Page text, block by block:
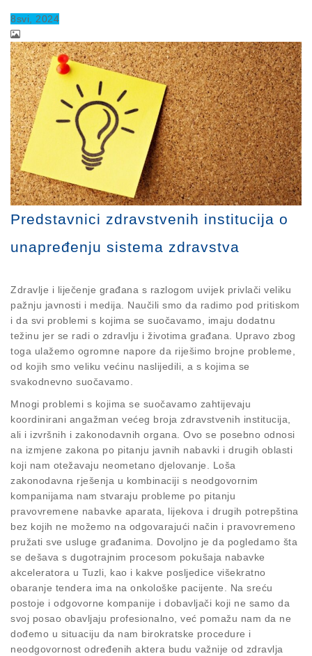
8svi, 2024
Predstavnici zdravstvenih institucija o
unapređenju sistema zdravstva
Zdravlje i liječenje građana s razlogom uvijek privlači veliku
pažnju javnosti i medija. Naučili smo da radimo pod pritiskom
i da svi problemi s kojima se suočavamo, imaju dodatnu
težinu jer se radi o zdravlju i životima građana. Upravo zbog
toga ulažemo ogromne napore da riješimo brojne probleme,
od kojih smo veliku većinu naslijedili, a s kojima se
svakodnevno suočavamo.
Mnogi problemi s kojima se suočavamo zahtijevaju
koordinirani angažman većeg broja zdravstvenih institucija,
ali i izvršnih i zakonodavnih organa. Ovo se posebno odnosi
na izmjene zakona po pitanju javnih nabavki i drugih oblasti
koji nam otežavaju neometano djelovanje. Loša
zakonodavna rješenja u kombinaciji s neodgovornim
kompanijama nam stvaraju probleme po pitanju
pravovremene nabavke aparata, lijekova i drugih potrepština
bez kojih ne možemo na odgovarajući način i pravovremeno
pružati sve usluge građanima. Dovoljno je da pogledamo šta
se dešava s dugotrajnim procesom pokušaja nabavke
akceleratora u Tuzli, kao i kakve posljedice višekratno
obaranje tendera ima na onkološke pacijente. Na sreću
postoje i odgovorne kompanije i dobavljači koji ne samo da
svoj posao obavljaju profesionalno, već pomažu nam da ne
dođemo u situaciju da nam birokratske procedure i
neodgovornost određenih aktera budu važnije od zdravlja